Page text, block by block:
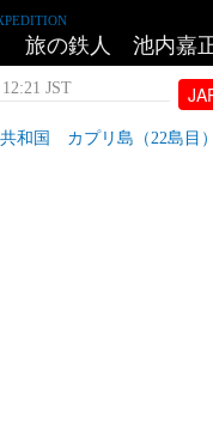
旅の鉄人 池内嘉
JST
和国 カプリ島（22島目）